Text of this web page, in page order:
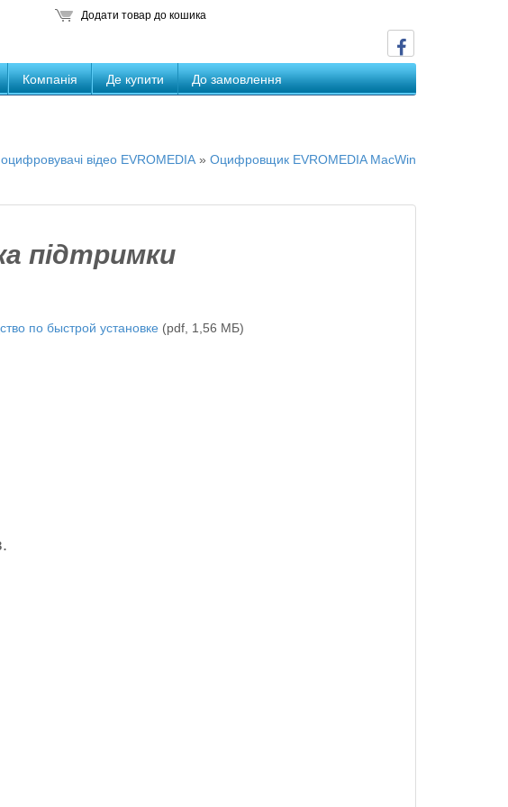
Додати товар до кошика
Компанія Де купити До замовлення
відео EVROMEDIA » Оцифровщик EVROMEDIA MacWin
підтримки
по быстрой установке (pdf, 1,56 МБ)